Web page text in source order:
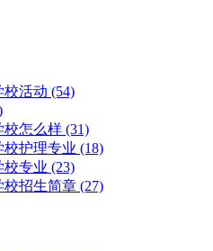
校活动 (54)
校怎么样 (31)
护理专业 (18)
校专业 (23)
校招生简章 (27)